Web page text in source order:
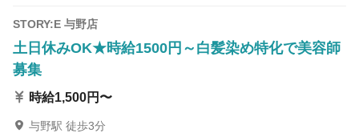
STORY:E 与野店
土日休みOK★時給1500円～白髪染め特化で美容師
募集
時給1,500円〜
与野駅 徒歩3分